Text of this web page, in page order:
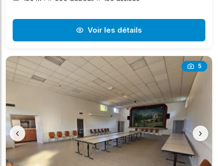
Voir les détails
5
‹ ›